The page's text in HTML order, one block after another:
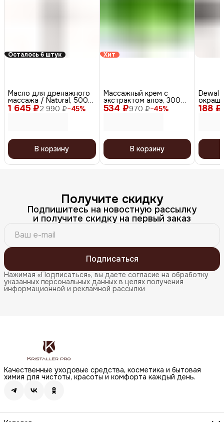
Осталось 6 штук
1 645 ₽2 990 ₽−45%
Масло для дренажного
массажа / Natural, 500
мл
В корзину
Хит
534 ₽970 ₽−45%
Массажный крем с
экстрактом алоэ, 300
мл
В корзину
188 ₽
Dewal
black/
Получите скидку
Подпишитесь на новостную рассылку
и получите скидку на первый заказ
Подписаться
Нажимая «Подписаться», вы даете согласие на обработку
указанных персональных данных в целях получения
информационной и рекламной рассылки
Качественные уходовые средства, косметика и бытовая
химия для чистоты, красоты и комфорта каждый день.